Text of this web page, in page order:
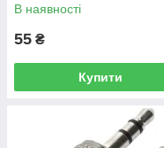
В наявності
55 ₴
Купити